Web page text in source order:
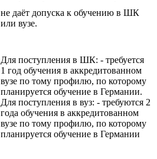
не даёт допуска к обучению в ШК
или вузе.
Для поступления в ШК: - требуется
1 год обучения в аккредитованном
вузе по тому профилю, по которому
планируется обучение в Германии.
Для поступления в вуз: - требуются 2
года обучения в аккредитованном
вузе по тому профилю, по которому
планируется обучение в Германии